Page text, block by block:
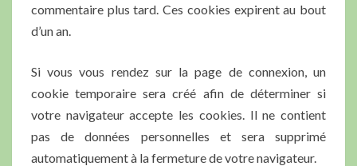
commentaire plus tard. Ces cookies expirent au bout
d’un an.
Si vous vous rendez sur la page de connexion, un
cookie temporaire sera créé afin de déterminer si
votre navigateur accepte les cookies. Il ne contient
pas de données personnelles et sera supprimé
automatiquement à la fermeture de votre navigateur.